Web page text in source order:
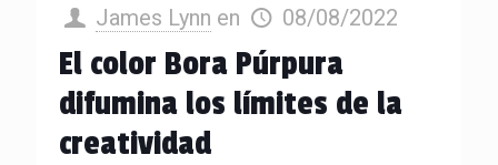
James Lynn en 08/08/2022
El color Bora Púrpura
difumina los límites de la
creatividad